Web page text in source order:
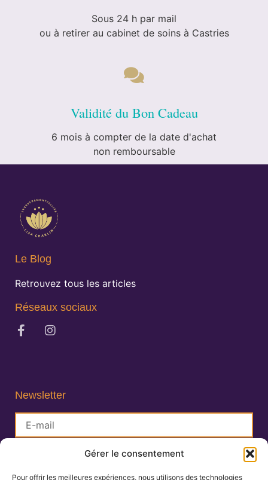
Gérer le consentement
Pour offrir les meilleures expériences, nous utilisons des technologies
Sous 24 h par mail
ou à retirer au cabinet de soins à Castries
Validité du Bon Cadeau
6 mois à compter de la date d'achat
non remboursable
Le Blog
Retrouvez tous les articles
Réseaux sociaux
Newsletter
S'inscrire